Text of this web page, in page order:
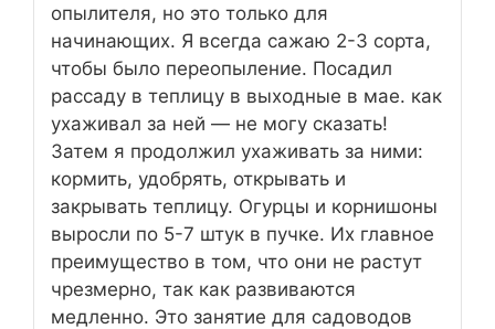
опылителя, но это только для
начинающих. Я всегда сажаю 2-3 сорта,
чтобы было переопыление. Посадил
рассаду в теплицу в выходные в мае. как
ухаживал за ней — не могу сказать!
Затем я продолжил ухаживать за ними:
кормить, удобрять, открывать и
закрывать теплицу. Огурцы и корнишоны
выросли по 5-7 штук в пучке. Их главное
преимущество в том, что они не растут
чрезмерно, так как развиваются
медленно. Это занятие для садоводов